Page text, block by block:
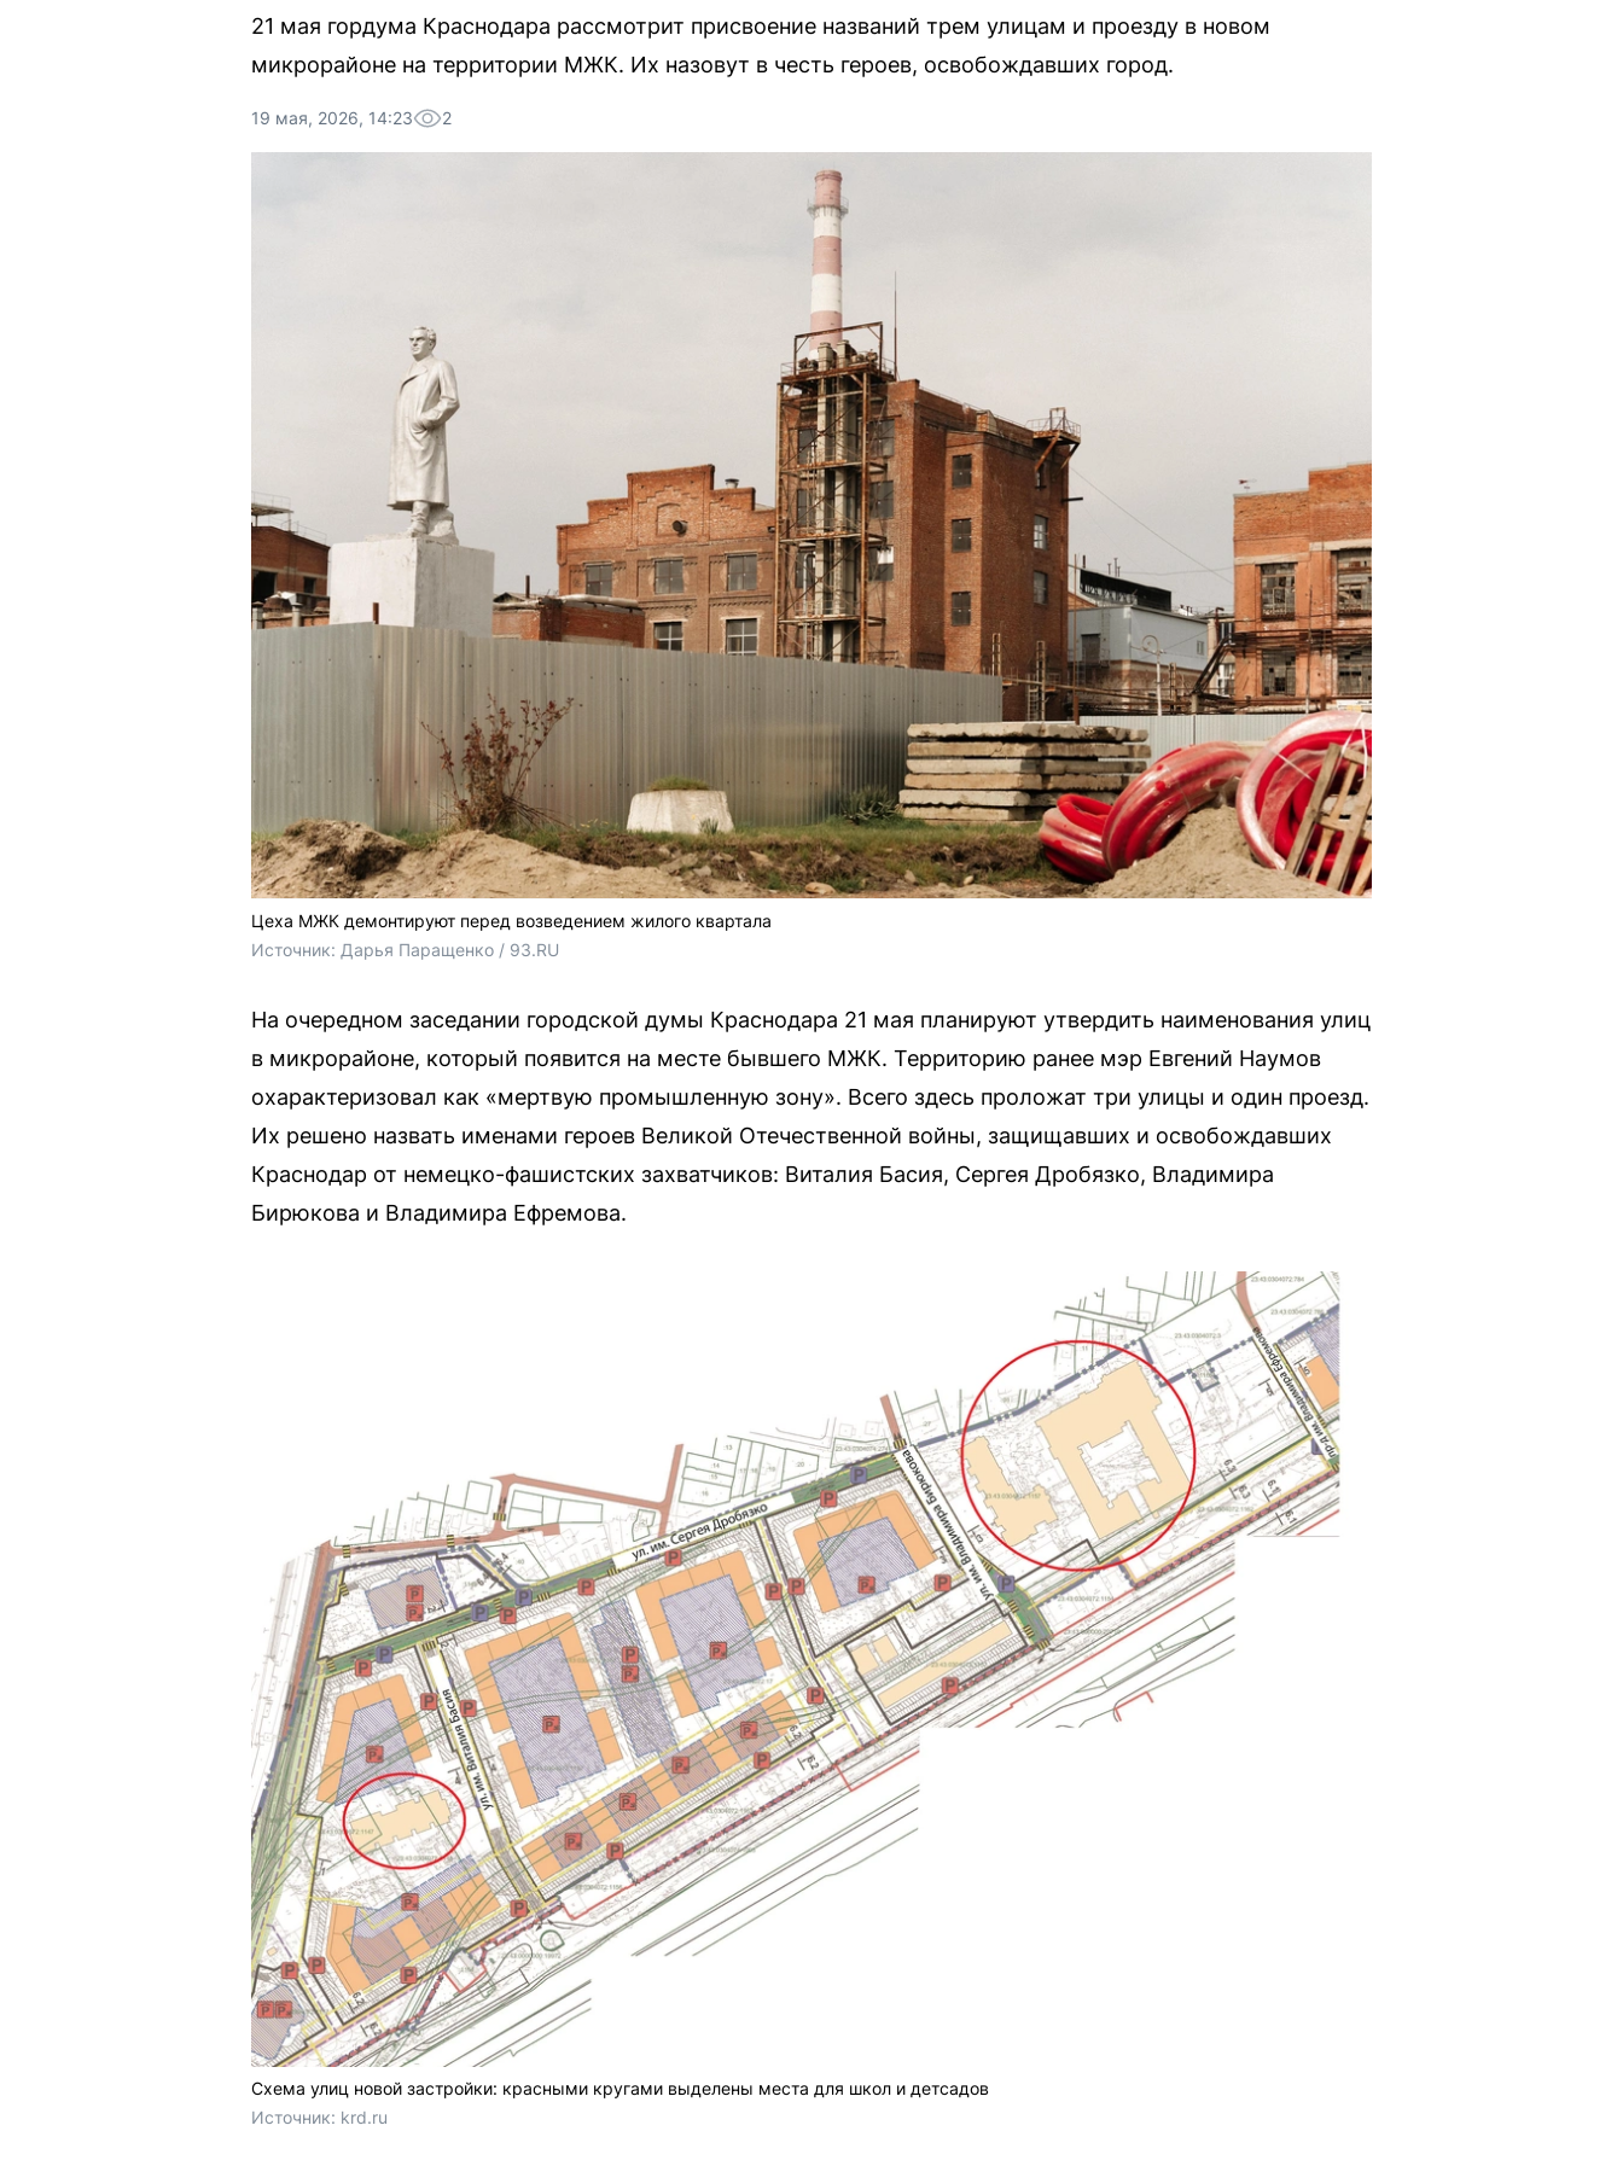
21 мая гордума Краснодара рассмотрит присвоение названий трем улицам и проезду в новом
микрорайоне на территории МЖК. Их назовут в честь героев, освобождавших город.
19 мая, 2026, 14:23 2
Цеха МЖК демонтируют перед возведением жилого квартала
Источник: Дарья Паращенко / 93.RU
На очередном заседании городской думы Краснодара 21 мая планируют утвердить наименования улиц
в микрорайоне, который появится на месте бывшего МЖК. Территорию ранее мэр Евгений Наумов
охарактеризовал как «мертвую промышленную зону». Всего здесь проложат три улицы и один проезд.
Их решено назвать именами героев Великой Отечественной войны, защищавших и освобождавших
Краснодар от немецко-фашистских захватчиков: Виталия Басия, Сергея Дробязко, Владимира
Бирюкова и Владимира Ефремова.
Схема улиц новой застройки: красными кругами выделены места для школ и детсадов
Источник: krd.ru